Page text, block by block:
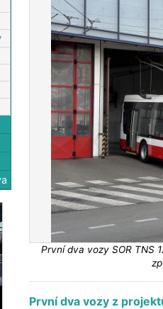
První dva vozy SOR TNS
První dva vozy z